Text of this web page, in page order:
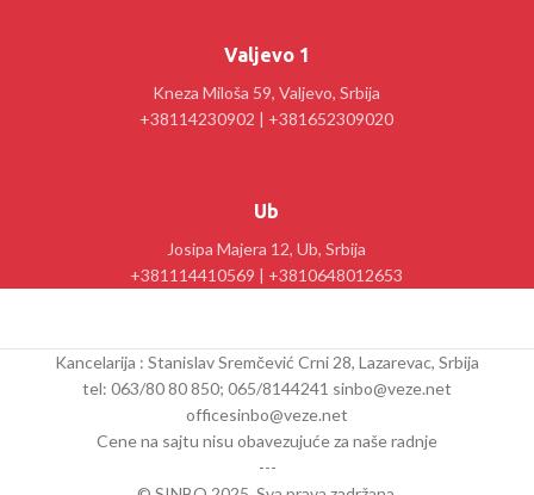
Valjevo 1
Kneza Miloša 59, Valjevo, Srbija
+38114230902 | +381652309020
Ub
Josipa Majera 12, Ub, Srbija
+381114410569 | +3810648012653
Kancelarija : Stanislav Sremčević Crni 28, Lazarevac, Srbija
tel: 063/80 80 850; 065/8144241 sinbo@veze.net
officesinbo@veze.net
Cene na sajtu nisu obavezujuće za naše radnje
---